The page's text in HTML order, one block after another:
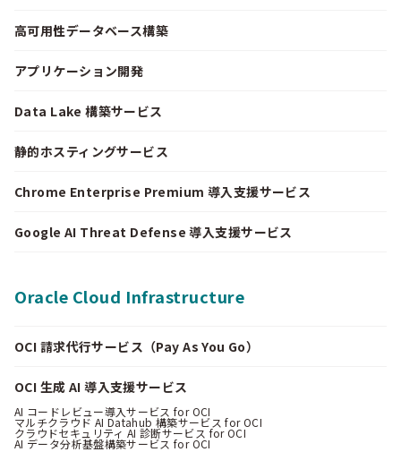
高可用性データベース構築
アプリケーション開発
Data Lake 構築サービス
静的ホスティングサービス
Chrome Enterprise Premium 導入支援サービス
Google AI Threat Defense 導入支援サービス
Oracle Cloud Infrastructure
OCI 請求代行サービス（Pay As You Go）
OCI 生成 AI 導入支援サービス
AI コードレビュー導入サービス for OCI
マルチクラウド AI Datahub 構築サービス for OCI
クラウドセキュリティ AI 診断サービス for OCI
AI データ分析基盤構築サービス for OCI